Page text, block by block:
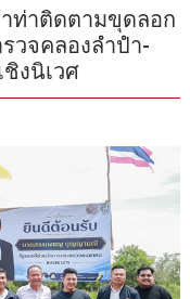
าท่าติดตามขุดลอก
วจคลองลำปำ-
งนิเวศ